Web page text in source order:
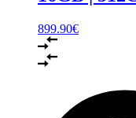
899.90€